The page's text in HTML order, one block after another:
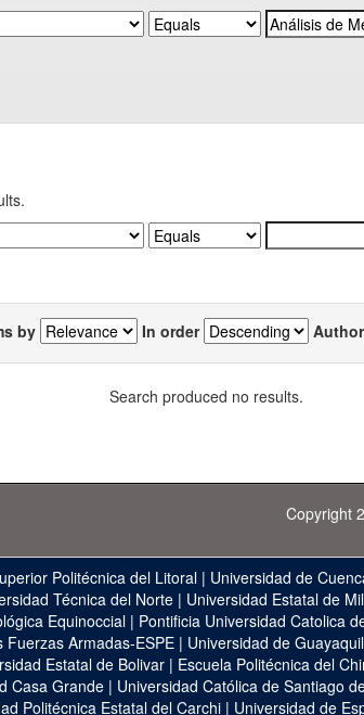
by In order
Search produced no results.
Copyright
Politécnica del Litoral | Universidad de
Técnica del Norte| Universidad Estatal de
Equinoccial| Pontificia Universidad Catolica
Fuerzas Armadas-ESPE | Universidad de Guayaquil
Estatal de Bolivar| Escuela Politécnica del
Casa Grande | Universidad Católica de Santiago
Politécnica Estatal del Carchi | Universidad de